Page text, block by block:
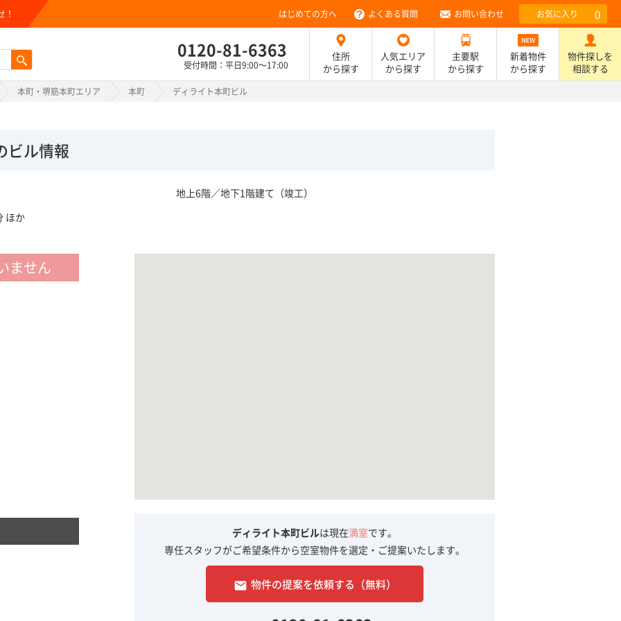
！ はじめての方へ よくある質問 お問い合わせ お気に入り 0
0120-81-6363
受付時間：平日9:00～17:00
住所
から探す
人気エリア
から探す
主要駅
から探す
新着物件
から探す
物件探しを
相談する
本町・堺筋本町エリア 本町 ディライト本町ビル
ビル情報
ほか
地上6階／地下1階建て（竣工）
ません
ディライト本町ビルは現在満室です。
専任スタッフがご希望条件から空室物件を選定・ご提案いたします。
email 物件の提案を依頼する（無料）